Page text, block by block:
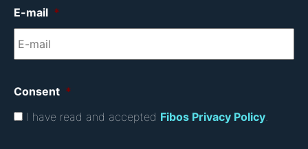
E-mail *
Consent *
I have read and accepted Fibos Privacy Policy.